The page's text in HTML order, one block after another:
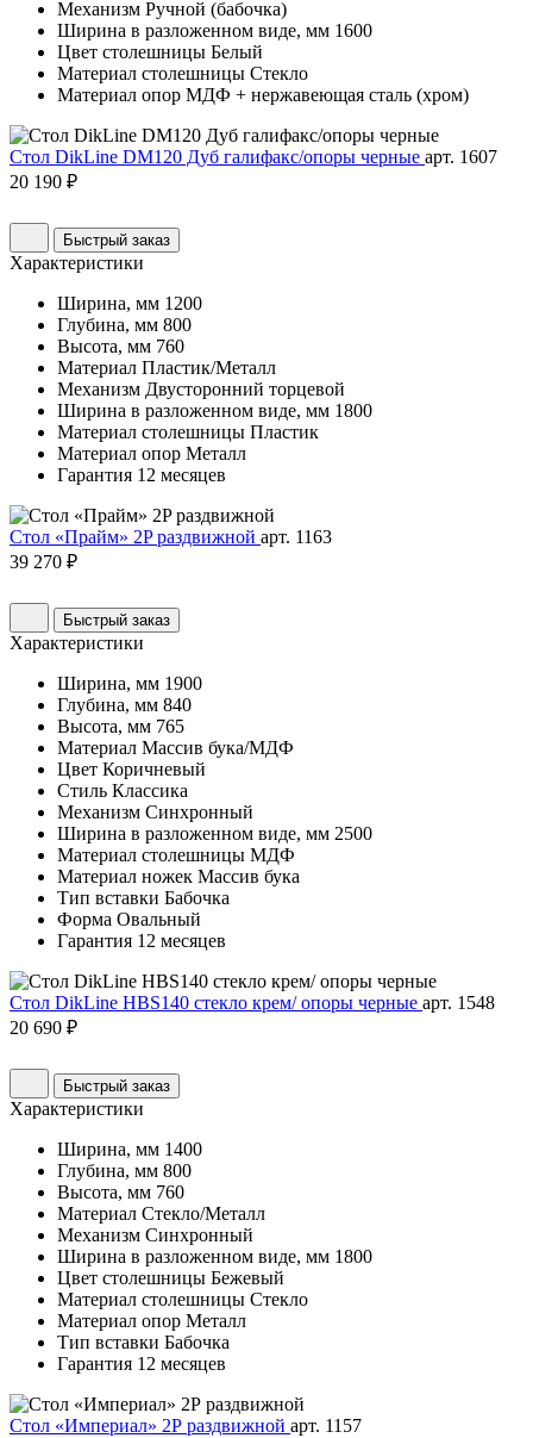
Механизм Ручной (бабочка)
Ширина в разложенном виде, мм 1600
Цвет столешницы Белый
Материал столешницы Стекло
Материал опор МДФ + нержавеющая сталь (хром)
Стол DikLine DM120 Дуб галифакс/опоры черные арт. 1607
20 190 ₽
Быстрый заказ
Характеристики
Ширина, мм 1200
Глубина, мм 800
Высота, мм 760
Материал Пластик/Металл
Механизм Двусторонний торцевой
Ширина в разложенном виде, мм 1800
Материал столешницы Пластик
Материал опор Металл
Гарантия 12 месяцев
Стол «Прайм» 2P раздвижной арт. 1163
39 270 ₽
Быстрый заказ
Характеристики
Ширина, мм 1900
Глубина, мм 840
Высота, мм 765
Материал Массив бука/МДФ
Цвет Коричневый
Стиль Классика
Механизм Синхронный
Ширина в разложенном виде, мм 2500
Материал столешницы МДФ
Материал ножек Массив бука
Тип вставки Бабочка
Форма Овальный
Гарантия 12 месяцев
Стол DikLine HBS140 стекло крем/ опоры черные арт. 1548
20 690 ₽
Быстрый заказ
Характеристики
Ширина, мм 1400
Глубина, мм 800
Высота, мм 760
Материал Стекло/Металл
Механизм Синхронный
Ширина в разложенном виде, мм 1800
Цвет столешницы Бежевый
Материал столешницы Стекло
Материал опор Металл
Тип вставки Бабочка
Гарантия 12 месяцев
Стол «Империал» 2Р раздвижной арт. 1157